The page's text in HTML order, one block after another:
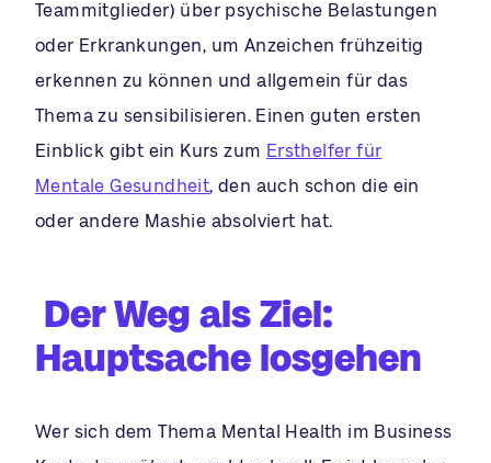
Teammitglieder) über psychische Belastungen
oder Erkrankungen, um Anzeichen frühzeitig
erkennen zu können und allgemein für das
Thema zu sensibilisieren. Einen guten ersten
Einblick gibt ein Kurs zum Ersthelfer für
Mentale Gesundheit, den auch schon die ein
oder andere Mashie absolviert hat.
Der Weg als Ziel:
Hauptsache losgehen
Wer sich dem Thema Mental Health im Business